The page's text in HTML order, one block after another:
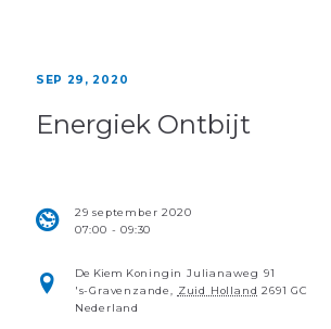
SEP 29, 2020
Energiek Ontbijt
29 september 2020
07:00 - 09:30
De Kiem Koningin Julianaweg 91
's-Gravenzande
Zuid Holland 2691 GC
Nederland